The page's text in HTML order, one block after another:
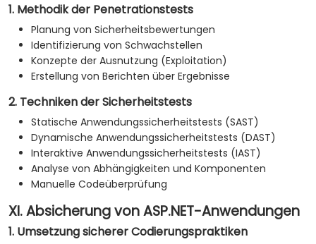
1. Methodik der Penetrationstests
Planung von Sicherheitsbewertungen
Identifizierung von Schwachstellen
Konzepte der Ausnutzung (Exploitation)
Erstellung von Berichten über Ergebnisse
2. Techniken der Sicherheitstests
Statische Anwendungssicherheitstests (SAST)
Dynamische Anwendungssicherheitstests (DAST)
Interaktive Anwendungssicherheitstests (IAST)
Analyse von Abhängigkeiten und Komponenten
Manuelle Codeüberprüfung
XI. Absicherung von ASP.NET-Anwendungen
1. Umsetzung sicherer Codierungspraktiken